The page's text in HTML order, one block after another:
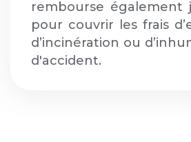
rembourse également
pour couvrir les frais
d’incinération ou
d'accident.